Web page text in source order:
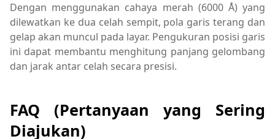
Dengan menggunakan cahaya merah (6000 Å) yang
dilewatkan ke dua celah sempit, pola garis terang dan
gelap akan muncul pada layar. Pengukuran posisi garis
ini dapat membantu menghitung panjang gelombang
dan jarak antar celah secara presisi.
FAQ (Pertanyaan yang Sering
Diajukan)